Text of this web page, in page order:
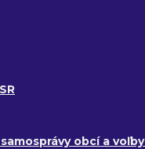
obcí a